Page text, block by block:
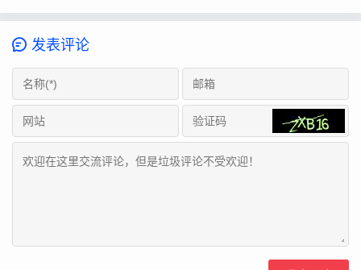
发表评论